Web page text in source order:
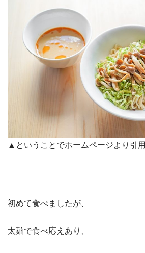
▲ということでホームページより引用
初めて食べましたが、
太麺で食べ応えあり、